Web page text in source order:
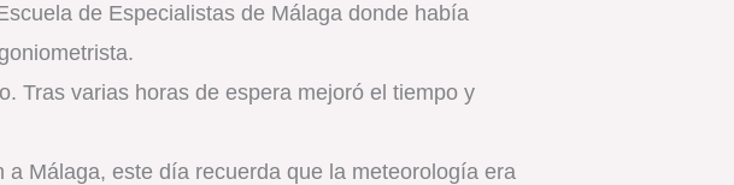
de Especialistas de Málaga donde había
Tras varias horas de espera mejoró el tiempo y
Málaga, este día recuerda que la meteorología era